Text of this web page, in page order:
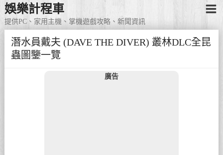
娛樂計程車
提供PC、家用主機、掌機遊戲攻略、新聞資訊
潛水員戴夫 (DAVE THE DIVER) 叢林DLC全昆
蟲圖鑒一覽
廣告